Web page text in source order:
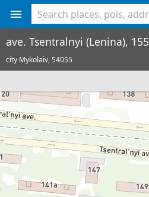
ave. Tsentralnyi (Lenina), 155
city Mykolaiv,54055
<% console.log(hcard) %>